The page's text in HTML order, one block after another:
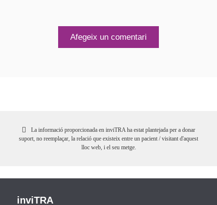
Afegeix un comentari
La informació proporcionada en inviTRA ha estat plantejada per a donar
suport, no reemplaçar, la relació que existeix entre un pacient / visitant d'aquest
lloc web, i el seu metge.
inviTRA